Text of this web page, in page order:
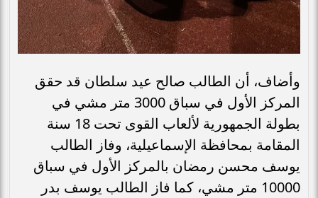
وأضاف، أن الطالب صالح عيد سلطان قد حقق
المركز الأول في سباق 3000 متر مشي في
بطولة الجمهورية لألعاب القوى تحت 18 سنة
المقامة بمحافظة الإسماعيلية، وفاز الطالب
يوسف محسن رمضان بالمركز الأول في سباق
10000 متر مشي، كما فاز الطالب يوسف بدر